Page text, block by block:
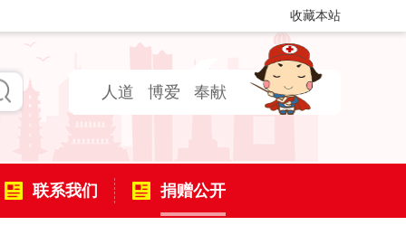
收藏本站
人道 博爱 奉献
联系我们 捐赠公开